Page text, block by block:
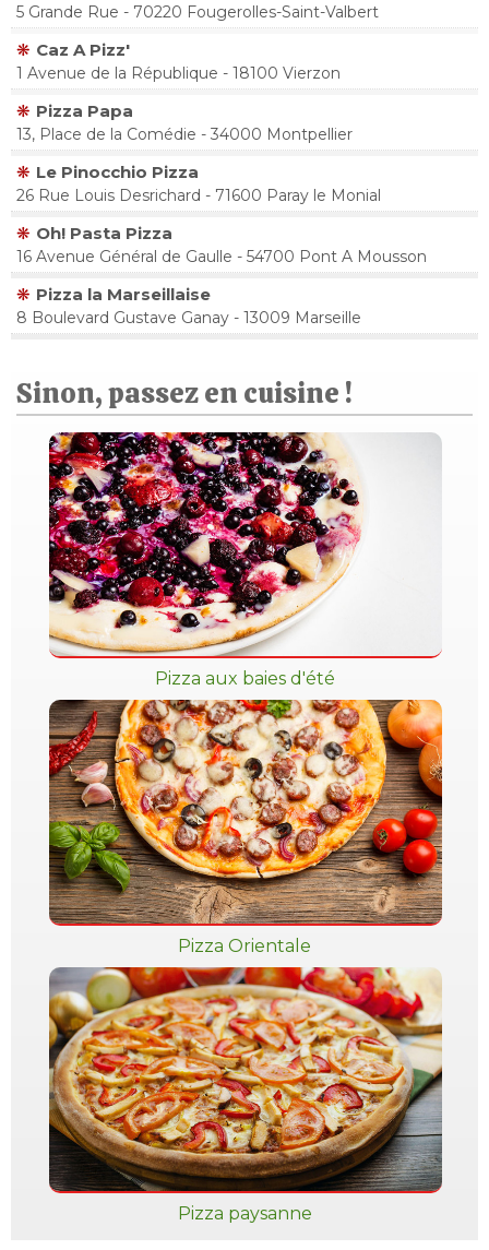
5 Grande Rue - 70220 Fougerolles-Saint-Valbert
Caz A Pizz'
1 Avenue de la République - 18100 Vierzon
Pizza Papa
13, Place de la Comédie - 34000 Montpellier
Le Pinocchio Pizza
26 Rue Louis Desrichard - 71600 Paray le Monial
Oh! Pasta Pizza
16 Avenue Général de Gaulle - 54700 Pont A Mousson
Pizza la Marseillaise
8 Boulevard Gustave Ganay - 13009 Marseille
Sinon, passez en cuisine !
Pizza aux baies d'été
Pizza Orientale
Pizza paysanne